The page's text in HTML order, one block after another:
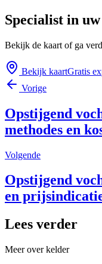
Specialist in
Bekijk de kaart of ga
Bekijk kaartGratis
Vorige
Opstijgend
methodes en
Volgende
Opstijgend
en
Lees verder
Meer overkelder